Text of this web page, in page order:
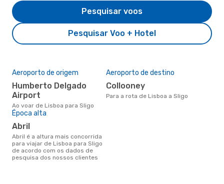
Pesquisar Voo + Hotel
Pesquisar voos
Aeroporto de origem
Humberto Delgado
Airport
Ao voar de Lisboa para Sligo
Aeroporto de destino
Collooney
Para a rota de Lisboa a Sligo
Época alta
abril
abril é a altura mais concorrida
para viajar de Lisboa para Sligo
de acordo com os dados de
pesquisa dos nossos clientes